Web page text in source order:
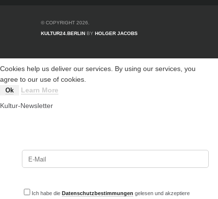
© COPYRIGHT 2026.
KULTUR24.BERLINBY HOLGER JACOBS
Cookies help us deliver our services. By using our services, you
agree to our use of cookies.
Ok
Learn More
Kultur-Newsletter
Ich habe die Datenschutzbestimmungen gelesen und akzeptiere